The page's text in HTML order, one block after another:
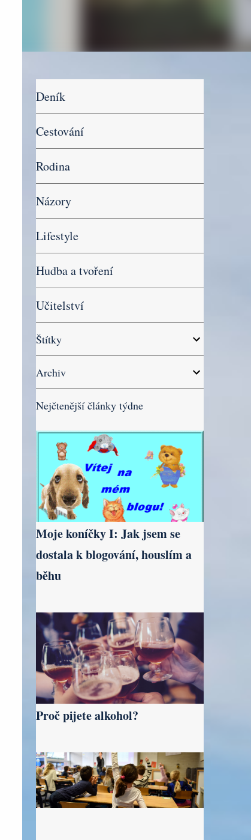
Deník
Cestování
Rodina
Názory
Lifestyle
Hudba a tvoření
Učitelství
Štítky
Archiv
Nejčtenější články týdne
Moje koníčky I: Jak jsem se
dostala k blogování, houslím a
běhu
Proč pijete alkohol?